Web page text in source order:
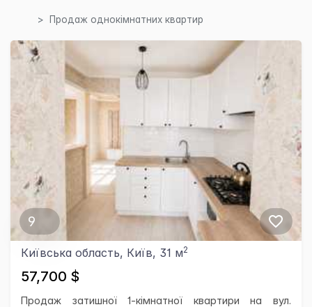
Продаж однокімнатних квартир
9
Київська область, Київ, 31 м2
57,700 $
Продаж затишної 1-кімнатної квартири на вул.